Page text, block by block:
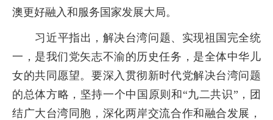
澳更好融入和服务国家发展大局。
习近平指出，解决台湾问题、实现祖国完全统
一，是我们党矢志不渝的历史任务，是全体中华儿
女的共同愿望。要深入贯彻新时代党解决台湾问题
的总体方略，坚持一个中国原则和“九二共识”，团
结广大台湾同胞，深化两岸交流合作和融合发展，